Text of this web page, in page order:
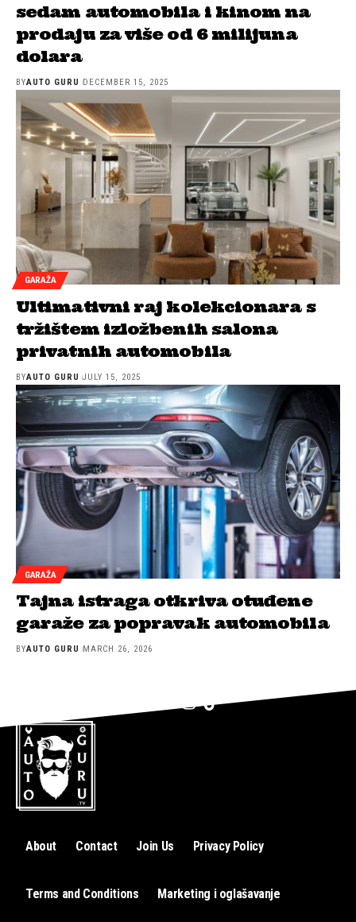
sedam automobila i kinom na
prodaju za više od 6 milijuna
dolara
BYAUTO GURU DECEMBER 15, 2025
GARAŽA
Ultimativni raj kolekcionara s
tržištem izložbenih salona
privatnih automobila
BYAUTO GURU JULY 15, 2025
GARAŽA
Tajna istraga otkriva otuđene
garaže za popravak automobila
BYAUTO GURU MARCH 26, 2026
About Contact Join Us Privacy Policy
Terms and Conditions Marketing i oglašavanje